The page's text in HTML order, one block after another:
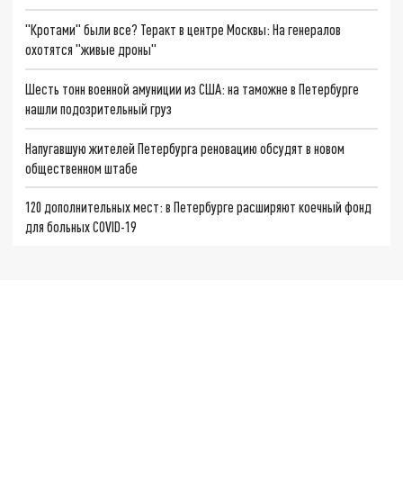
"Кротами" были все? Теракт в центре Москвы: На генералов
охотятся "живые дроны"
Шесть тонн военной амуниции из США: на таможне в Петербурге
нашли подозрительный груз
Напугавшую жителей Петербурга реновацию обсудят в новом
общественном штабе
120 дополнительных мест: в Петербурге расширяют коечный фонд
для больных COVID-19